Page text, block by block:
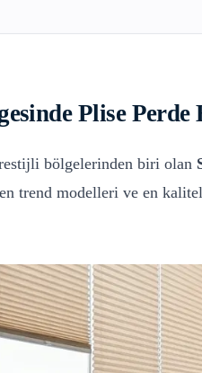
Plise Perde
bölgelerinden biri olan
trend modelleri ve en